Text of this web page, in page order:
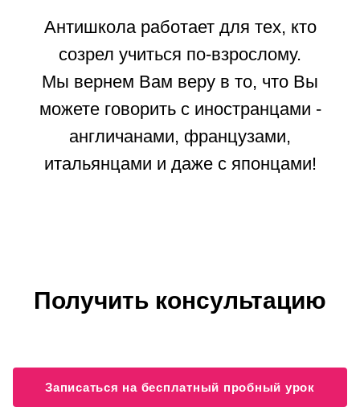
Антишкола работает для тех, кто
созрел учиться по-взрослому.
Мы вернем Вам веру в то, что Вы
можете говорить с иностранцами -
англичанами, французами,
итальянцами и даже с японцами!
Получить консультацию
Записаться на бесплатный пробный урок